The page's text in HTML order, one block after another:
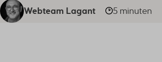
Webteam Lagant 5 minuten